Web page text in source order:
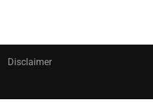
Disclaimer